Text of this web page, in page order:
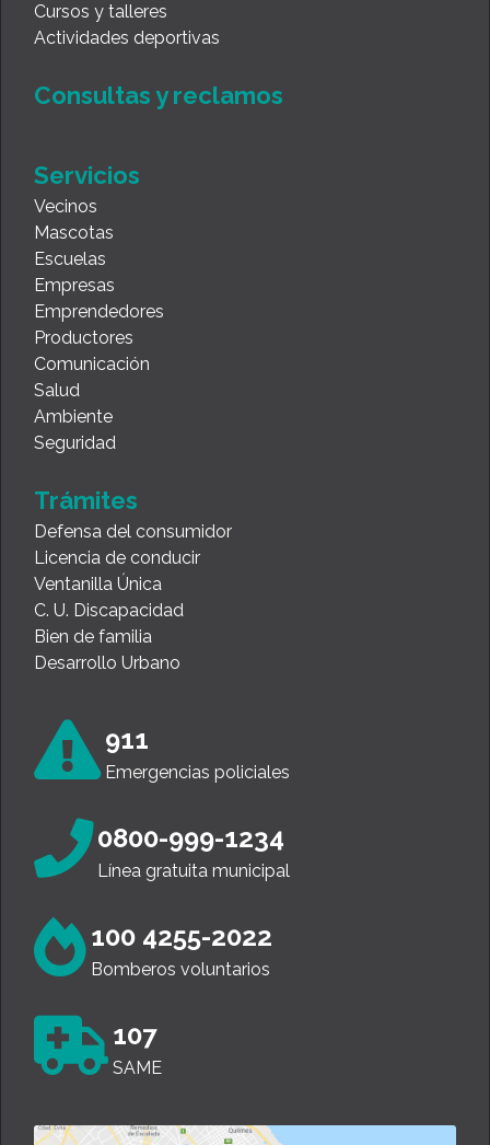
Cursos y talleres
Actividades deportivas
Consultas y reclamos
Servicios
Vecinos
Mascotas
Escuelas
Empresas
Emprendedores
Productores
Comunicación
Salud
Ambiente
Seguridad
Trámites
Defensa del consumidor
Licencia de conducir
Ventanilla Única
C. U. Discapacidad
Bien de familia
Desarrollo Urbano
911
Emergencias policiales
0800-999-1234
Línea gratuita municipal
100 4255-2022
Bomberos voluntarios
107
SAME